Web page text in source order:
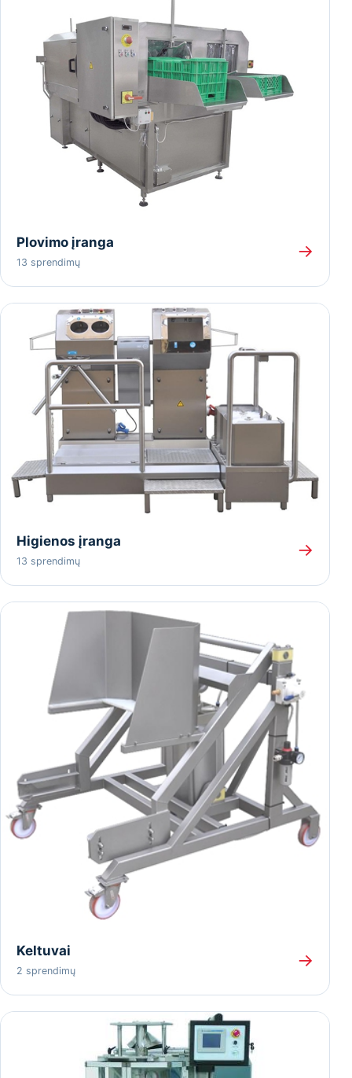
Plovimo įranga
13 sprendimų
→
Higienos įranga
13 sprendimų
→
Keltuvai
2 sprendimų
→